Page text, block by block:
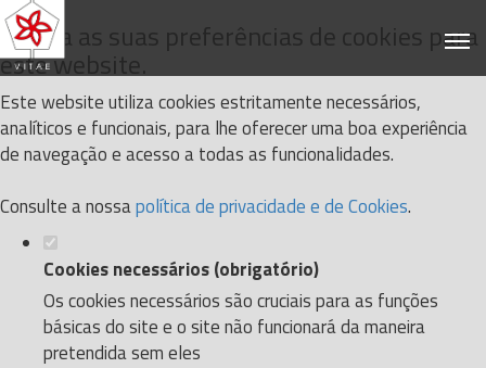
Defina as suas preferências de cookies para
este website.
Este website utiliza cookies estritamente necessários,
analíticos e funcionais, para lhe oferecer uma boa experiência
de navegação e acesso a todas as funcionalidades.
Consulte a nossapolítica de privacidade e de Cookies.
Cookies necessários (obrigatório)
Os cookies necessários são cruciais para as funções
básicas do site e o site não funcionará da maneira
pretendida sem eles